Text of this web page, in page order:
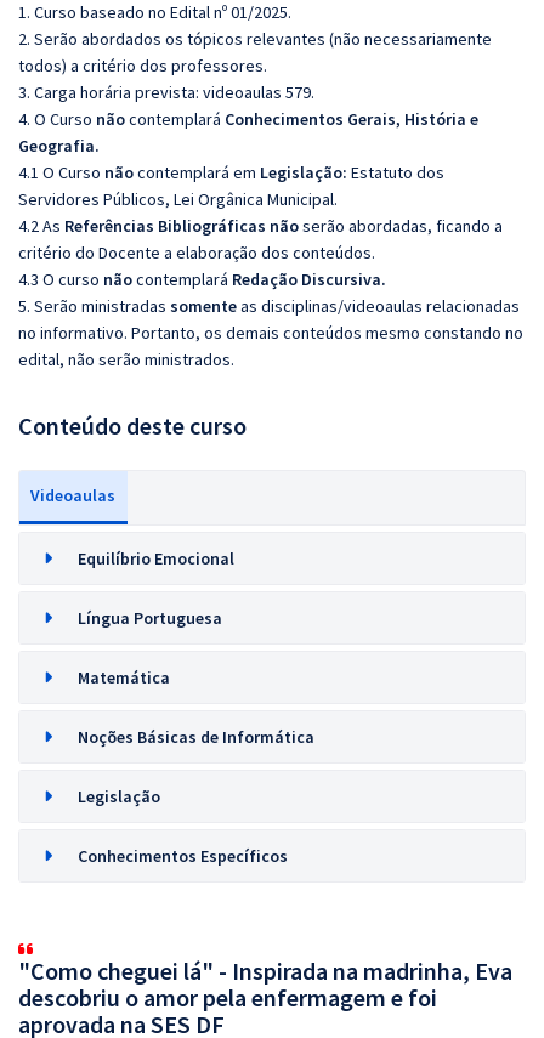
1. Curso baseado no Edital nº 01/2025.
2. Serão abordados os tópicos relevantes (não necessariamente
todos) a critério dos professores.
3. Carga horária prevista: videoaulas 579.
4. O Curso nãocontemplará Conhecimentos Gerais, História e
Geografia.
4.1 O Curso nãocontemplará em Legislação: Estatuto dos
Servidores Públicos, Lei Orgânica Municipal.
4.2 As Referências Bibliográficas nãoserão abordadas, ficando a
critério do Docente a elaboração dos conteúdos.
4.3 O curso nãocontemplará Redação Discursiva.
5. Serão ministradas somenteas disciplinas/videoaulas relacionadas
no informativo. Portanto, os demais conteúdos mesmo constando no
edital, não serão ministrados.
Conteúdo deste curso
Videoaulas
Equilíbrio Emocional
Língua Portuguesa
Matemática
Noções Básicas de Informática
Legislação
Conhecimentos Específicos
"Como cheguei lá" - Inspirada na madrinha, Eva
descobriu o amor pela enfermagem e foi
aprovada na SES DF